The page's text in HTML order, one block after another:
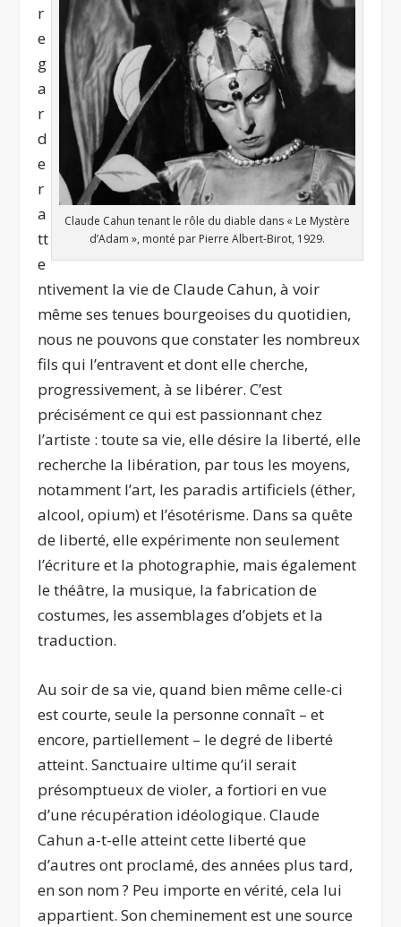
Claude Cahun tenant le rôle du diable dans « Le Mystère
d’Adam », monté par Pierre Albert-Birot, 1929.
r
e
g
a
r
d
e
r
a
tt
e
ntivement la vie de Claude Cahun, à voir
même ses tenues bourgeoises du quotidien,
nous ne pouvons que constater les nombreux
fils qui l’entravent et dont elle cherche,
progressivement, à se libérer. C’est
précisément ce qui est passionnant chez
l’artiste : toute sa vie, elle désire la liberté, elle
recherche la libération, par tous les moyens,
notamment l’art, les paradis artificiels (éther,
alcool, opium) et l’ésotérisme. Dans sa quête
de liberté, elle expérimente non seulement
l’écriture et la photographie, mais également
le théâtre, la musique, la fabrication de
costumes, les assemblages d’objets et la
traduction.
Au soir de sa vie, quand bien même celle-ci
est courte, seule la personne connaît – et
encore, partiellement – le degré de liberté
atteint. Sanctuaire ultime qu’il serait
présomptueux de violer, a fortiori en vue
d’une récupération idéologique. Claude
Cahun a-t-elle atteint cette liberté que
d’autres ont proclamé, des années plus tard,
en son nom ? Peu importe en vérité, cela lui
appartient. Son cheminement est une source